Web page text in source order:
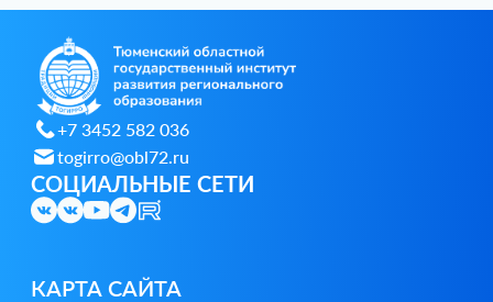
+7 3452 582 036
togirro@obl72.ru
СОЦИАЛЬНЫЕ СЕТИ
КАРТА САЙТА